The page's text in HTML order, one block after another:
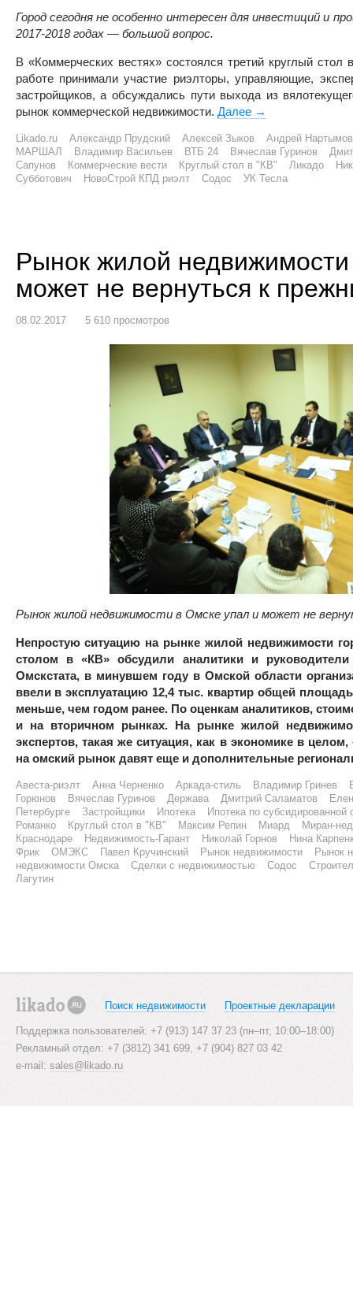
Город сегодня не особенно интересен для инвестиций и
2017-2018 годах — большой вопрос.
В «Коммерческих вестях» состоялся третий круглый
работе принимали участие риэлторы, управляющие,
застройщиков, а обсуждались пути выхода из
рынок коммерческой недвижимости. Далее Омскому рынку
→
Likado.ru Александр Прудский Алексей Зыков
Андрей Нартымов
МАРШАЛ
Владимир Васильев ВТБ 24 Вячеслав Гуринов
Сапунов
Коммерческие вести Круглый стол в "КВ" Ликадо
Субботович
НовоСтрой КПД риэлт Содос УК Тесла
Рынок жилой
может не вернуться к
08.02.2017 5 610 просмотров
Рынок жилой недвижимости в Омске упал и может не
Непростую ситуацию на рынке жилой недвижимости
столом в «КВ» обсудили аналитики и
Омскстата, в минувшем году в Омской области
ввели в эксплуатацию 12,4 тыс. квартир общей
меньше, чем годом ранее. По оценкам аналитиков,
и на вторичном рынках. На рынке жилой
экспертов, такая же ситуация, как в экономике в
на омский рынок давят еще и дополнительные
Авеста-риэлт Анна Черненко Аркада-стиль Владимир Гринев
Горюнов
Вячеслав Гуринов Держава Дмитрий Саламатов
Петербурге
Застройщики Ипотека
Ипотека по субсидированной
Романко
Круглый стол в "КВ" Максим Репин Миард
Миран-
Краснодаре
Недвижимость-Гарант Николай Горнов
Нина
Фрик
ОМЭКС Павел Кручинский Рынок недвижимости
Рынок
недвижимости Омска
Сделки с недвижимостью Содос
Лагутин
Поиск недвижимости Проектные декларации
Поддержка пользователей: +7 (913) 147 37 23 (пн–пт, 10:00–18:00)
Рекламный отдел: +7 (3812) 341 699, +7 (904) 827 03 42
e-mail: sales@likado.ru